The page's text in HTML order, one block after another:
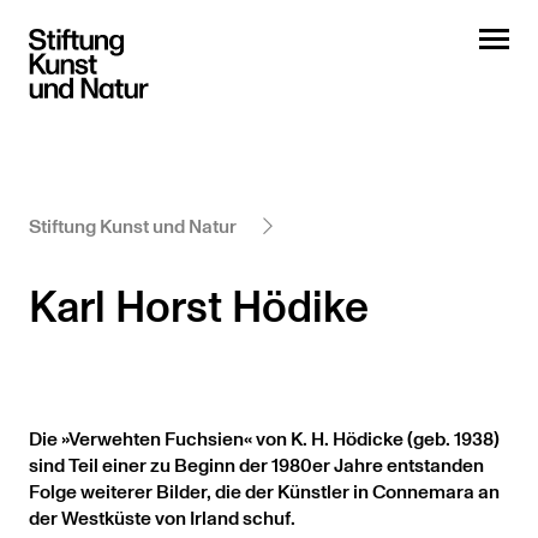
Stiftung Kunst und Natur
Karl Horst Hödike
Die »Verwehten Fuchsien« von K. H. Hödicke (geb. 1938)
sind Teil einer zu Beginn der 1980er Jahre entstanden
Folge weiterer Bilder, die der Künstler in Connemara an
der Westküste von Irland schuf.